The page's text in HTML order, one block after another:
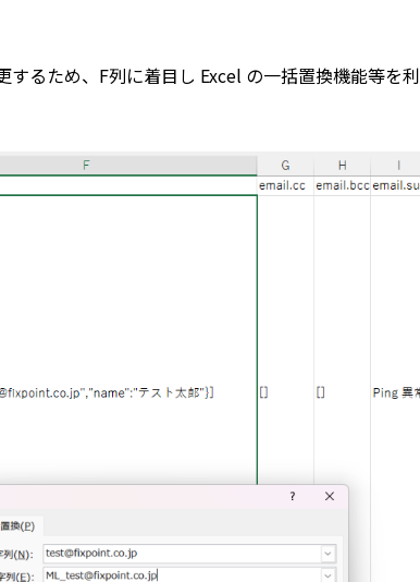
るため、F列に着目し Excel の一括置換機能等を利